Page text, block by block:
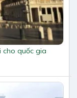
cho quốc gia